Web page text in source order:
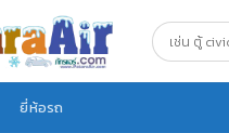
ยี่ห้อรถ